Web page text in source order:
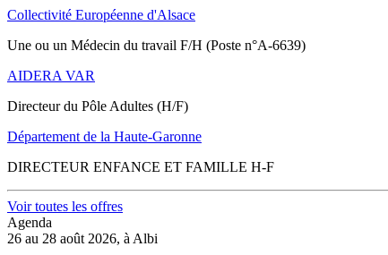
Collectivité Européenne d'Alsace
Une ou un Médecin du travail F/H (Poste n°A-6639)
AIDERA VAR
Directeur du Pôle Adultes (H/F)
Département de la Haute-Garonne
DIRECTEUR ENFANCE ET FAMILLE H-F
Voir toutes les offres
Agenda
26 au 28 août 2026, à Albi